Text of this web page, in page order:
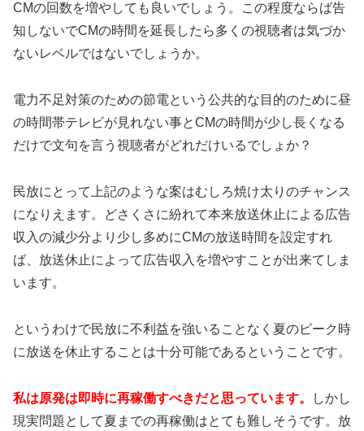
CMの回数を増やしても良いでしょう。この程度ならば告
知しないでCMの時間を延長したら多くの視聴者は気づか
ないレベルではないでしょうか。
電力不足対策のための節電という公共的な目的のために昼
の時間帯テレビが見れない事とCMの時間が少し長くなる
だけで文句を言う視聴者がどれだけいるでしょか？
民放にとって上記のような案はむしろ焼け太りのチャンス
になりえます。どさくさに紛れて本来放送休止による広告
収入の減少分より少し多めにCMの放送時間を設定すれ
ば、放送休止によって広告収入を増やすことが出来てしま
います。
というわけで民放に不利益を強いることなく夏のピーク時
に放送を休止することは十分可能であるということです。
私は原発は即時に再稼働すべきだと思っています。
しかし
現実問題として夏までの再稼働はとても難しそうです。放